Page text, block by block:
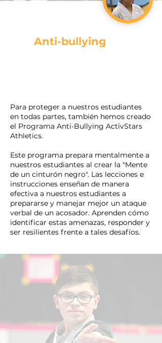
Anti-bullying
Para proteger a nuestros estudiantes
en todas partes, también hemos creado
el Programa Anti-Bullying ActivStars
Athletics.
Este programa prepara mentalmente a
nuestros estudiantes al crear la "Mente
de un cinturón negro". Las lecciones e
instrucciones enseñan de manera
efectiva a nuestros estudiantes a
prepararse y manejar mejor un ataque
verbal de un acosador. Aprenden cómo
identificar estas amenazas, responder y
ser resilientes frente a tales desafíos.